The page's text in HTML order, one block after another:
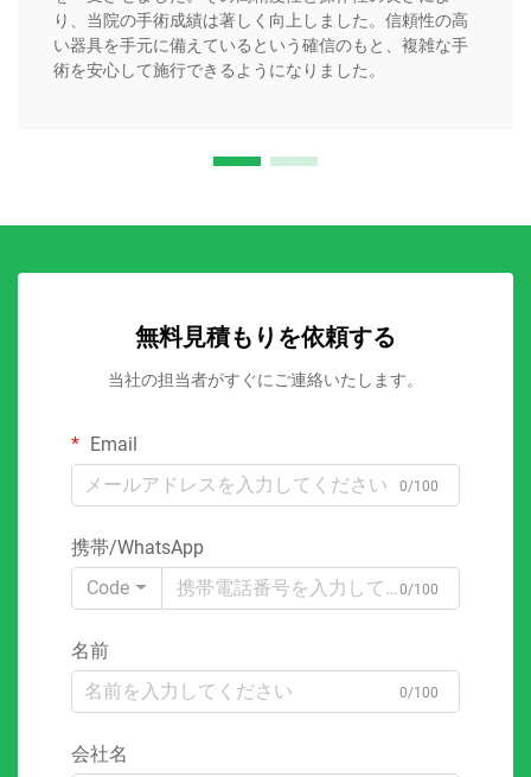
り、当院の手術成績は著しく向上しました。信頼性の高
い器具を手元に備えているという確信のもと、複雑な手
術を安心して施行できるようになりました。
無料見積もりを依頼する
当社の担当者がすぐにご連絡いたします。
Email
0/100
携帯/WhatsApp
Code
0/100
名前
0/100
会社名